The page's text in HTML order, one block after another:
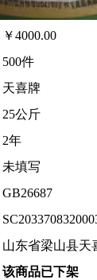
￥4000.00
500件
天喜牌
25公斤
2年
未填写
GB26687
山东省梁山县天
该商品已下架